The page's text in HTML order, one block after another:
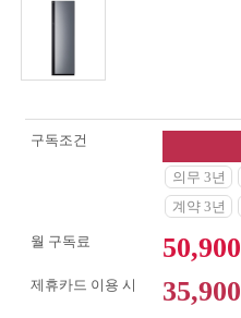
구독조건
의무 3년
계약 3년
월 구독료 50,900
제휴카드 이용 시
35,900